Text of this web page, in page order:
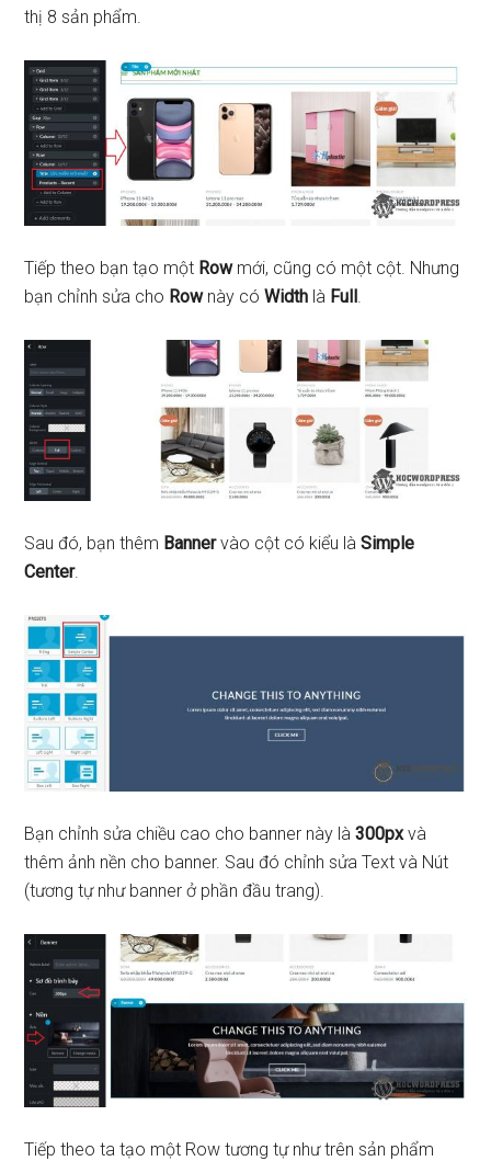
thị 8 sản phẩm.
Tiếp theo bạn tạo một Row mới, cũng có một cột. Nhưng
bạn chỉnh sửa cho Row này cóWidth là Full.
Sau đó, bạn thêm Bannervào cột có kiểu làSimple
Center.
Bạn chỉnh sửa chiều cao cho banner này là300pxvà
thêm ảnh nền cho banner. Sau đó chỉnh sửa Text và Nút
(tương tự như banner ở phần đầu trang).
Tiếp theo ta tạo một Row tương tự như trên sản phẩm